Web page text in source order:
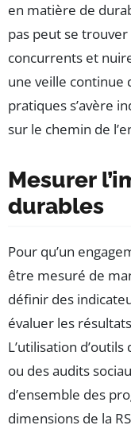
en matière de
pas peut se
concurrents et
une veille continue
pratiques s’avère
sur le chemin de
Mesurer
durables
Pour qu’un
être mesuré de
définir des
évaluer les
L’utilisation
ou des audits
d’ensemble des
dimensions de la